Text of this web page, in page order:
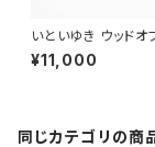
いといゆき ウッドオ
け OW-8 「ひ」
¥11,000
同じカテゴリの商